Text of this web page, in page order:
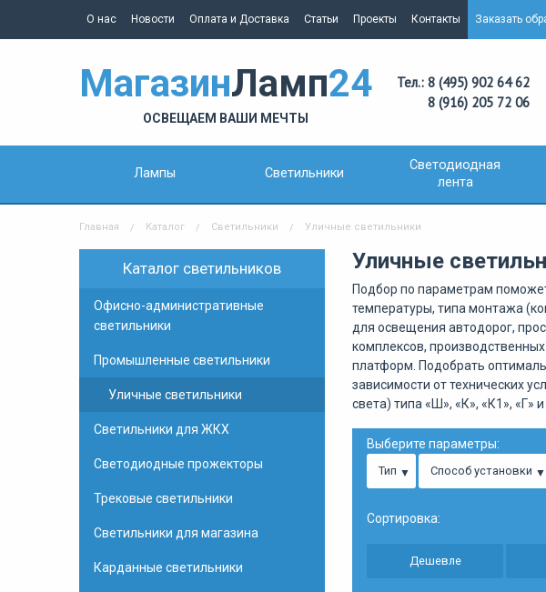
О нас Новости Оплата и Доставка Статьи Проекты Контакты Заказать
МагазинЛамп24
ОСВЕЩАЕМ ВАШИ МЕЧТЫ
Тел.: 8 (495) 902 64 62
8 (916) 205 72 06
Лампы Светильники
Светодиодная
лента
Главная Каталог Светильники Уличные светильники
Каталог светильников
Офисно-административные
светильники
Промышленные светильники
Уличные светильники
Светильники для ЖКХ
Светодиодные прожекторы
Трековые светильники
Светильники для магазина
Карданные светильники
Уличные
Подбор по параметрам
температуры, типа монтажа
для освещения автодорог,
комплексов,
платформ. Подобрать
зависимости от технических
света) типа «Ш», «К», «К1», «Г»
Выберите параметры:
Тип Способ установки
Сортировка:
Дешевле